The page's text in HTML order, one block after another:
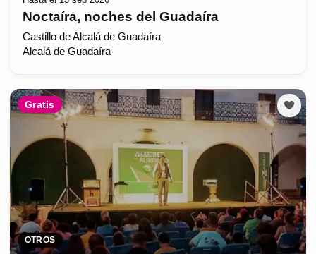
Noctaíra, noches del Guadaíra
Castillo de Alcalá de Guadaíra
Alcalá de Guadaíra
Gratis
OTROS